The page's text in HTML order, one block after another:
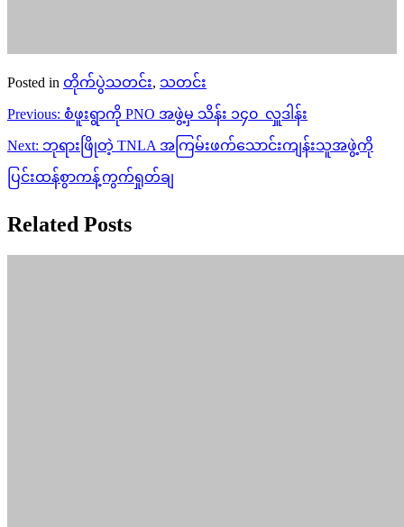
Posted in တိုက်ပွဲသတင်း, သတင်း
Post
navigation
Previous: စံဖူးရွာကို PNO အဖွဲ့မှ သိန်း ၁၄၀ လှူဒါန်း
Next: ဘုရားဖြိုတဲ့ TNLA အကြမ်းဖက်သောင်းကျန်းသူအဖွဲ့ကို
ပြင်းထန်စွာကန့်ကွက်ရှုတ်ချ
Related Posts